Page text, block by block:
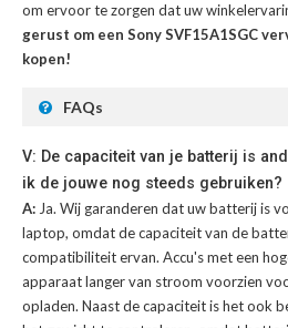
om ervoor te zorgen dat uw
gerust om een Sony SVF15A1SGC
kopen!
FAQs
V: De capaciteit van je batterij is
ik de jouwe nog steeds gebruiken?
A: Ja. Wij garanderen dat uw batterij is
laptop, omdat de capaciteit van de
compatibiliteit ervan. Accu's met een
apparaat langer van stroom voorzien
opladen. Naast de capaciteit is het ook